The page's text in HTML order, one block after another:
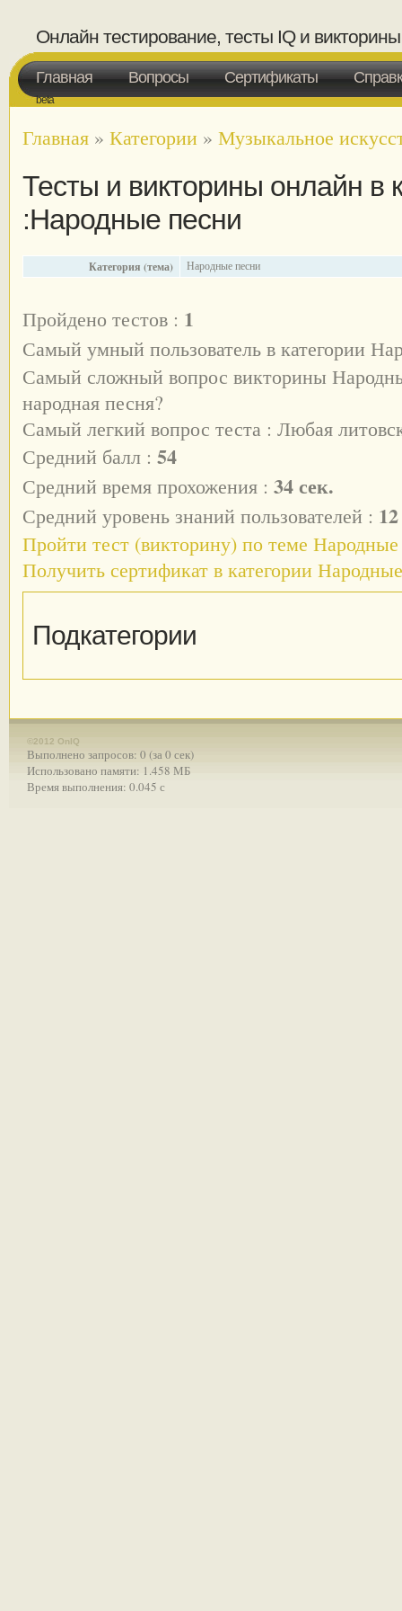
Онлайн тестирование, тесты IQ и
beta
Главная Вопросы Сертификаты
Главная » Категории » Музыкальное
Тесты и викторины онлайн в
:Народные песни
Категория (тема) Народные песни
Пройдено тестов : 1
Самый умный пользователь в категории
Самый сложный вопрос викторины
народная песня?
Самый легкий вопрос теста : Любая
Средний балл : 54
Средний время прохожения : 34 сек.
Средний уровень знаний пользователей :
Пройти тест (викторину) по теме
Получить сертификат в категории
Подкатегории
©2012 OnIQ
Выполнено запросов: 0 (за 0 сек)
Использовано памяти: 1.458 МБ
Время выполнения: 0.045 с